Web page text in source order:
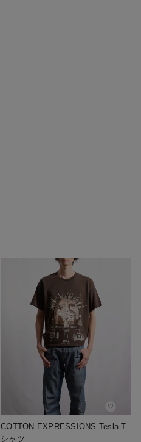
♡
COTTON EXPRESSIONS Tesla T
シャツ